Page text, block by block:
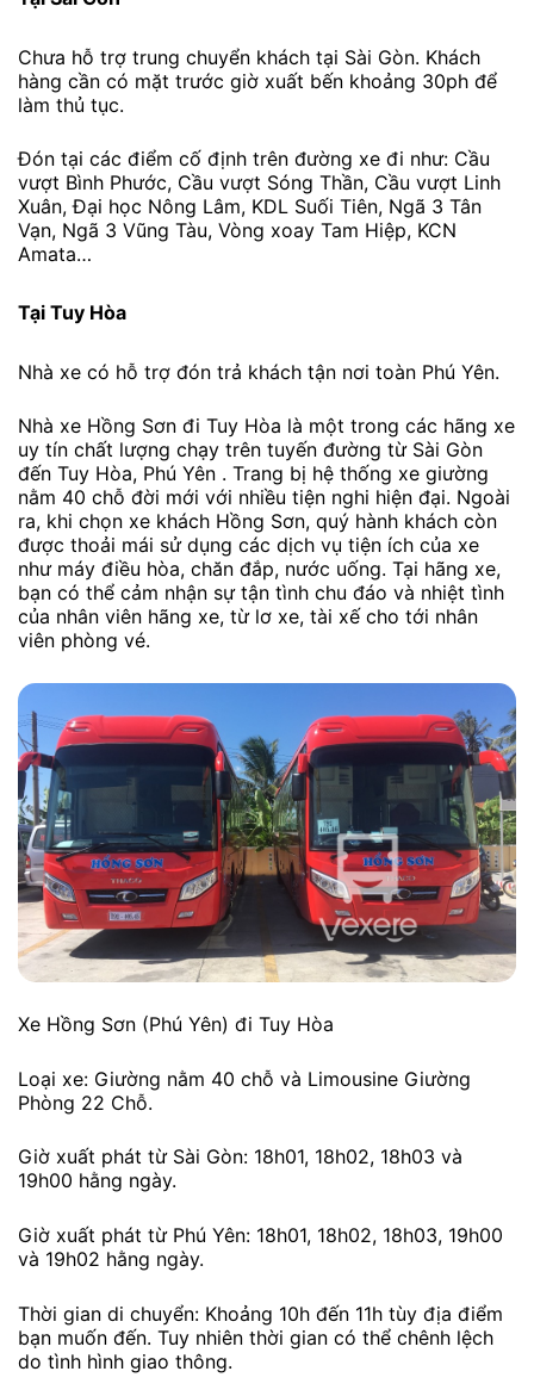
Chưa hỗ trợ trung chuyển khách tại Sài Gòn. Khách
hàng cần có mặt trước giờ xuất bến khoảng 30ph để
làm thủ tục.
Đón tại các điểm cố định trên đường xe đi như: Cầu
vượt Bình Phước, Cầu vượt Sóng Thần, Cầu vượt Linh
Xuân, Đại học Nông Lâm, KDL Suối Tiên, Ngã 3 Tân
Vạn, Ngã 3 Vũng Tàu, Vòng xoay Tam Hiệp, KCN
Amata…
Tại Tuy Hòa
Nhà xe có hỗ trợ đón trả khách tận nơi toàn Phú Yên.
Nhà xe Hồng Sơn đi Tuy Hòa là một trong các hãng xe
uy tín chất lượng chạy trên tuyến đường từ Sài Gòn
đến Tuy Hòa, Phú Yên . Trang bị hệ thống xe giường
nằm 40 chỗ đời mới với nhiều tiện nghi hiện đại. Ngoài
ra, khi chọn xe khách Hồng Sơn, quý hành khách còn
được thoải mái sử dụng các dịch vụ tiện ích của xe
như máy điều hòa, chăn đắp, nước uống. Tại hãng xe,
bạn có thể cảm nhận sự tận tình chu đáo và nhiệt tình
của nhân viên hãng xe, từ lơ xe, tài xế cho tới nhân
viên phòng vé.
Xe Hồng Sơn (Phú Yên) đi Tuy Hòa
Loại xe: Giường nằm 40 chỗ và Limousine Giường
Phòng 22 Chỗ.
Giờ xuất phát từ Sài Gòn: 18h01, 18h02, 18h03 và
19h00 hằng ngày.
Giờ xuất phát từ Phú Yên: 18h01, 18h02, 18h03, 19h00
và 19h02 hằng ngày.
Thời gian di chuyển: Khoảng 10h đến 11h tùy địa điểm
bạn muốn đến. Tuy nhiên thời gian có thể chênh lệch
do tình hình giao thông.